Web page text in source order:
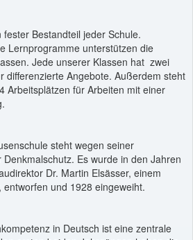
Bestandteil jeder Schule.
Lernprogramme unterstützen die
Jede unserer Klassen hat zwei
differenzierte Angebote. Außerdem steht
Arbeitsplätzen für Arbeiten mit einer
steht wegen seiner
Es wurde in den Jahren
Dr. Martin Elsässer, einem
und 1928 eingeweiht.
in Deutsch ist eine zentrale